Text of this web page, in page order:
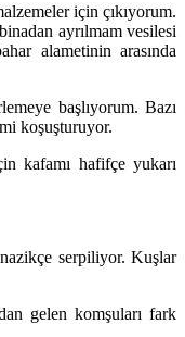
için çıkıyorum.
ayrılmam vesilesi
alametinin arasında
başlıyorum. Bazı
koşuşturuyor.
kafamı hafifçe yukarı
serpiliyor. Kuşlar
gelen komşuları fark